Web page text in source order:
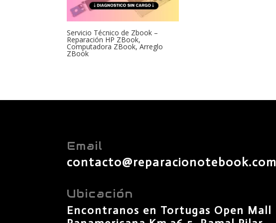
Servicio Técnico de Zbook –
Reparación HP ZBook,
Computadora ZBook, Arreglo
ZBook
Email
contacto@reparacionotebook.com
Ubicación
Encontranos en Tortugas Open Mall